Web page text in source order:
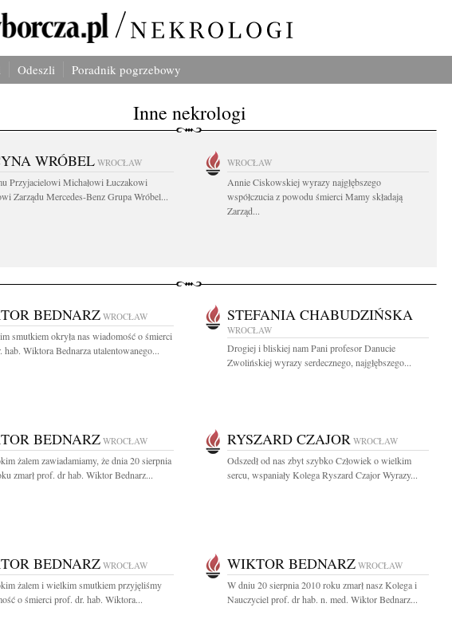
Odeszli Poradnik pogrzebowy
Inne nekrologi
WRÓBEL WROCŁAW
Przyjacielowi Michałowi Łuczakowi
Zarządu Mercedes-Benz Grupa Wróbel...
WROCŁAW
Annie Ciskowskiej wyrazy najgłębszego
współczucia z powodu śmierci Mamy składają
Zarząd...
BEDNARZ WROCŁAW
smutkiem okryła nas wiadomość o śmierci
hab. Wiktora Bednarza utalentowanego...
STEFANIA CHABUDZIŃSKA
WROCŁAW
Drogiej i bliskiej nam Pani profesor Danucie
Zwolińskiej wyrazy serdecznego, najgłębszego...
BEDNARZ WROCŁAW
żalem zawiadamiamy, że dnia 20 sierpnia
zmarł prof. dr hab. Wiktor Bednarz...
RYSZARD CZAJOR WROCŁAW
Odszedł od nas zbyt szybko Człowiek o wielkim
sercu, wspaniały Kolega Ryszard Czajor Wyrazy...
BEDNARZ WROCŁAW
żalem i wielkim smutkiem przyjęliśmy
o śmierci prof. dr. hab. Wiktora...
WIKTOR BEDNARZ WROCŁAW
W dniu 20 sierpnia 2010 roku zmarł nasz Kolega i
Nauczyciel prof. dr hab. n. med. Wiktor Bednarz...